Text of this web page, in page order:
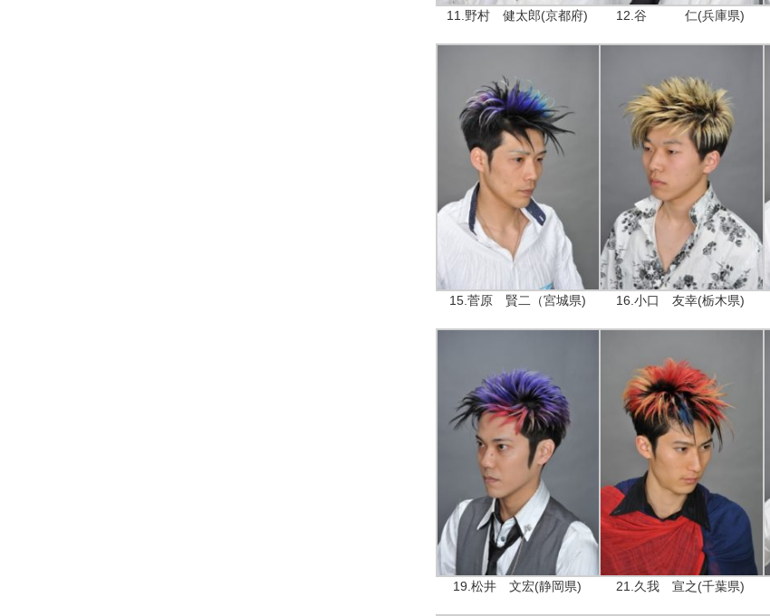
11.野村 健太郎(京都府) 12.谷 仁(兵庫県)
15.菅原 賢二（宮城県) 16.小口 友幸(栃木県)
19.松井 文宏(静岡県) 21.久我 宣之(千葉県)